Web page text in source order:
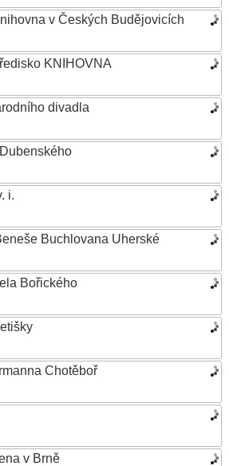
v Českých Budějovicích
KNIHOVNA
divadla
i.
Buchlovana Uherské
Bořického
Chotěboř
v Brně